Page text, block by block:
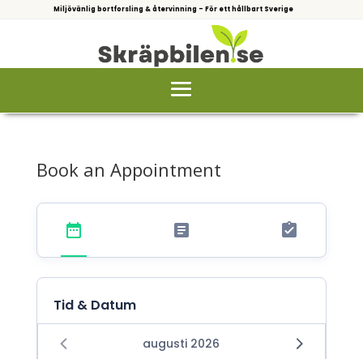
Miljövänlig bortforsling & återvinning – För ett hållbart Sverige
Book an Appointment
Tid & Datum
augusti 2026